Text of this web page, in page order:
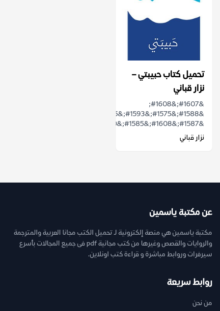
تحميل كتاب حبيبتي –
نزار قباني
&#1607;&#1608;
&#1587;&#1608;&#1585;&#1610;&#1617;...
نزار قباني
عن مكتبة ياسمين
مكتبة ياسمين هي منصة إلكترونية لـ تحميل الكتب مجانا العربية والمترجمة
والروايات والقصص وغيرها من كتب مجانية pdf فى جميع المجالات بأسرع
سيرفرات وروابط مباشرة و قراءة كتب اونلاين.
روابط سريعة
من نحن